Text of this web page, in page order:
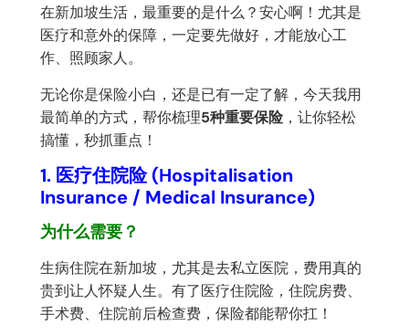
在新加坡生活，最重要的是什么？安心啊！尤其是
医疗和意外的保障，一定要先做好，才能放心工
作、照顾家人。
无论你是保险小白，还是已有一定了解，今天我用
最简单的方式，帮你梳理5种重要保险，让你轻松
搞懂，秒抓重点！
1. 医疗住院险 (Hospitalisation
Insurance / Medical Insurance)
为什么需要？
生病住院在新加坡，尤其是去私立医院，费用真的
贵到让人怀疑人生。有了医疗住院险，住院房费、
手术费、住院前后检查费，保险都能帮你扛！